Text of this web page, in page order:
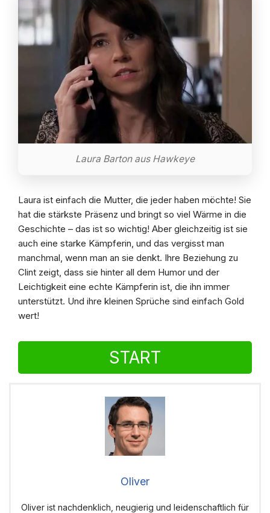
Laura Barton aus Hawkeye
Laura ist einfach die Mutter, die jeder haben möchte! Sie
hat die stärkste Präsenz und bringt so viel Wärme in die
Geschichte – das ist so wichtig! Aber gleichzeitig ist sie
auch eine starke Kämpferin, und das vergisst man
manchmal, wenn man an sie denkt. Ihre Beziehung zu
Clint zeigt, dass sie hinter all dem Humor und der
Leichtigkeit eine echte Kämpferin ist, die ihn immer
unterstützt. Und ihre kleinen Sprüche sind einfach Gold
wert!
START
Oliver
Oliver ist nachdenklich, neugierig und leidenschaftlich für